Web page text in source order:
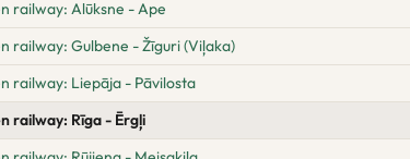
railway: Alūksne - Ape
railway: Gulbene - Žīguri (Viļaka)
railway: Liepāja - Pāvilosta
railway: Rīga - Ērgļi